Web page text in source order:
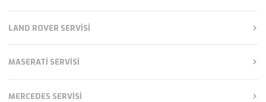
LAND ROVER SERVISI
MASERATI SERVISI
MERCEDES SERVISI